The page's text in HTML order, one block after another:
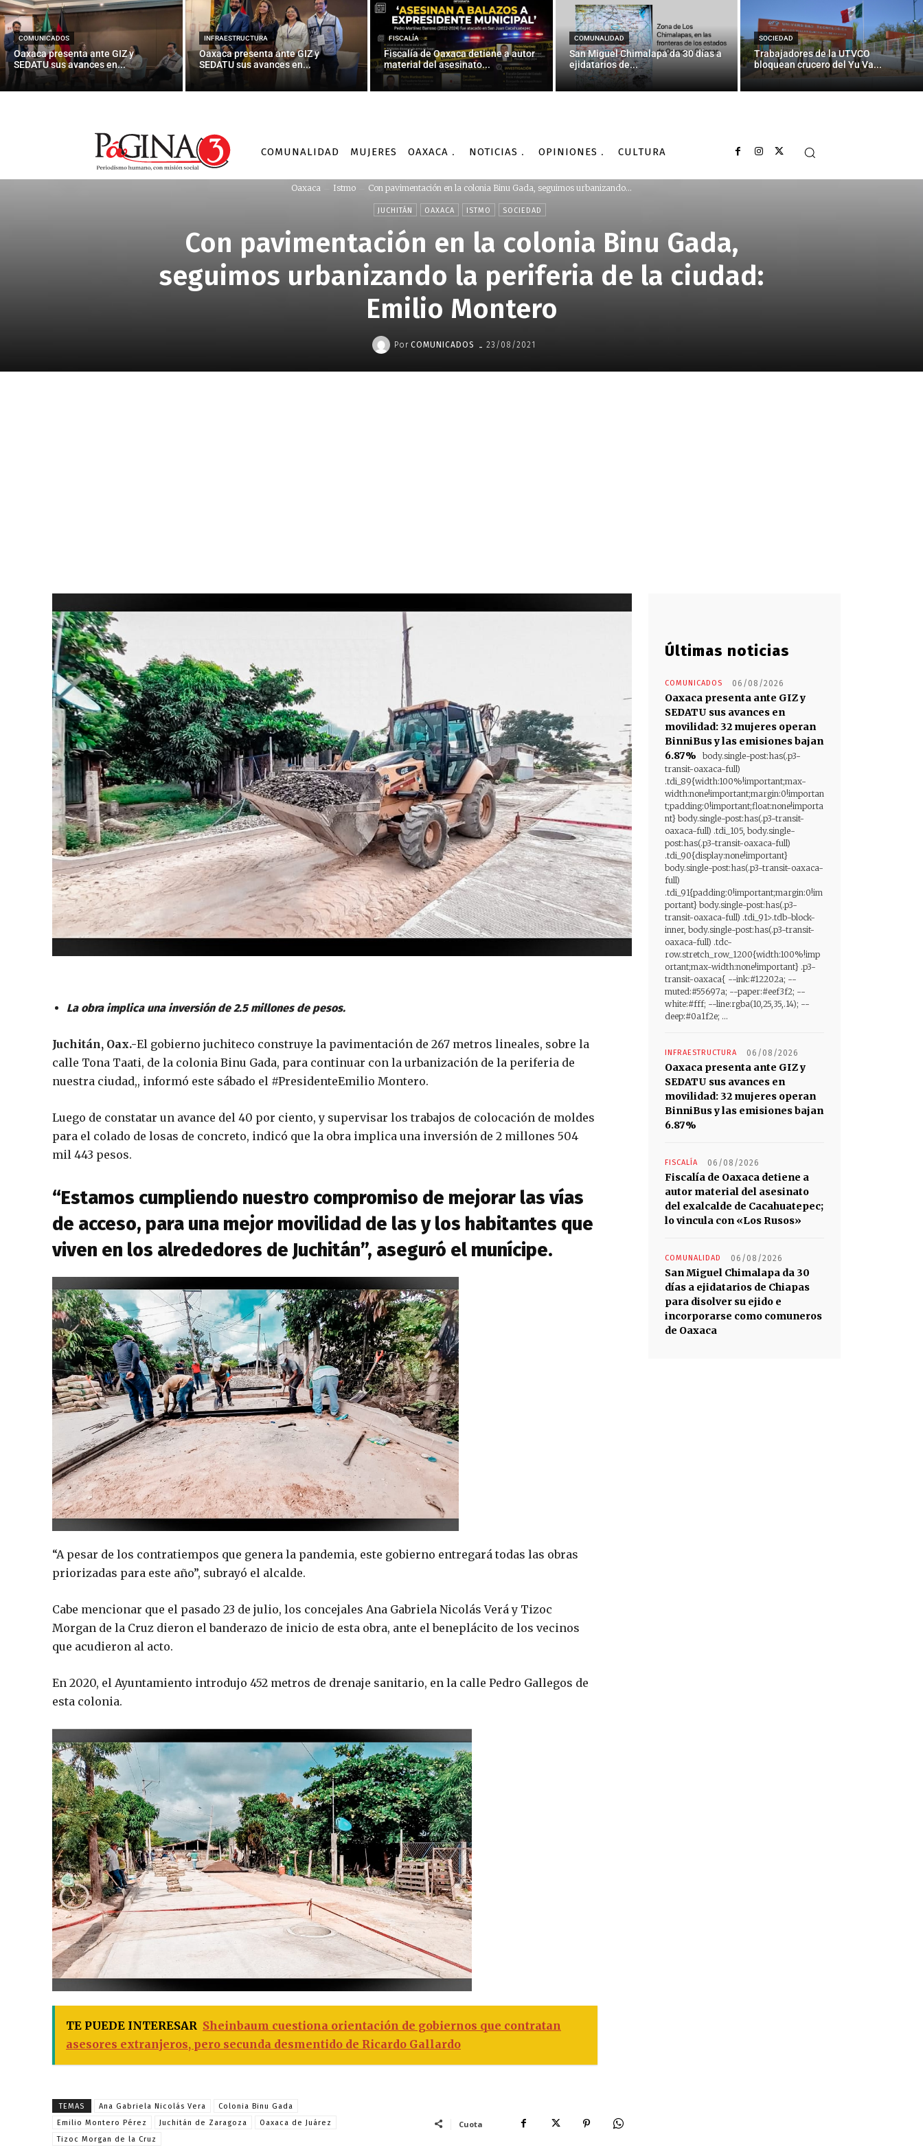
COMUNICADOS
Oaxaca presenta ante GIZ y
SEDATU sus avances en...
INFRAESTRUCTURA
Oaxaca presenta ante GIZ y
SEDATU sus avances en...
FISCALÍA
Fiscalía de Oaxaca detiene a autor
material del asesinato...
COMUNALIDAD
San Miguel Chimalapa da 30 días a
ejidatarios de...
SOCIEDAD
Trabajadores de la UTVCO
bloquean crucero del Yu Va...
COMUNALIDAD MUJERES OAXACA NOTICIAS OPINIONES CULTURA
Oaxaca Istmo Con pavimentación en la colonia Binu Gada, seguimos urbanizando...
JUCHITÁN OAXACA ISTMO SOCIEDAD
Con pavimentación en la colonia Binu Gada,
seguimos urbanizando la periferia de la ciudad:
Emilio Montero
Por COMUNICADOS - 23/08/2021
La obra implica una inversión de 2.5 millones de pesos.
Juchitán, Oax.-El gobierno juchiteco construye la pavimentación de 267 metros lineales, sobre la
calle Tona Taati, de la colonia Binu Gada, para continuar con la urbanización de la periferia de
nuestra ciudad,, informó este sábado el #PresidenteEmilio Montero.
Luego de constatar un avance del 40 por ciento, y supervisar los trabajos de colocación de moldes
para el colado de losas de concreto, indicó que la obra implica una inversión de 2 millones 504
mil 443 pesos.
“Estamos cumpliendo nuestro compromiso de mejorar las vías
de acceso, para una mejor movilidad de las y los habitantes que
viven en los alrededores de Juchitán”, aseguró el munícipe.
“A pesar de los contratiempos que genera la pandemia, este gobierno entregará todas las obras
priorizadas para este año”, subrayó el alcalde.
Cabe mencionar que el pasado 23 de julio, los concejales Ana Gabriela Nicolás Verá y Tizoc
Morgan de la Cruz dieron el banderazo de inicio de esta obra, ante el beneplácito de los vecinos
que acudieron al acto.
En 2020, el Ayuntamiento introdujo 452 metros de drenaje sanitario, en la calle Pedro Gallegos de
esta colonia.
TE PUEDE INTERESAR Sheinbaum cuestiona orientación de gobiernos que contratan
asesores extranjeros, pero secunda desmentido de Ricardo Gallardo
TEMAS Ana Gabriela Nicolás Vera
Colonia Binu Gada
Emilio Montero Pérez
Juchitán de Zaragoza
Oaxaca de Juárez
Tizoc Morgan de la Cruz
Cuota
Últimas noticias
COMUNICADOS 06/08/2026
Oaxaca presenta ante GIZ y
SEDATU sus avances en
movilidad: 32 mujeres operan
BinniBus y las emisiones bajan
6.87%
body.single-post:has(.p3-
transit-oaxaca-full)
.tdi_89{width:100%!important;max-
width:none!important;margin:0!importan
t;padding:0!important;float:none!importa
nt} body.single-post:has(.p3-transit-
oaxaca-full) .tdi_105, body.single-
post:has(.p3-transit-oaxaca-full)
.tdi_90{display:none!important}
body.single-post:has(.p3-transit-oaxaca-
full)
.tdi_91{padding:0!important;margin:0!im
portant} body.single-post:has(.p3-
transit-oaxaca-full) .tdi_91>.tdb-block-
inner, body.single-post:has(.p3-transit-
oaxaca-full) .tdc-
row.stretch_row_1200{width:100%!imp
ortant;max-width:none!important} .p3-
transit-oaxaca{ --ink:#12202a; --
muted:#55697a; --paper:#eef3f2; --
white:#fff; --line:rgba(10,25,35,.14); --
deep:#0a1f2e; ...
INFRAESTRUCTURA 06/08/2026
Oaxaca presenta ante GIZ y
SEDATU sus avances en
movilidad: 32 mujeres operan
BinniBus y las emisiones bajan
6.87%
FISCALÍA 06/08/2026
Fiscalía de Oaxaca detiene a
autor material del asesinato
del exalcalde de Cacahuatepec;
lo vincula con «Los Rusos»
COMUNALIDAD 06/08/2026
San Miguel Chimalapa da 30
días a ejidatarios de Chiapas
para disolver su ejido e
incorporarse como comuneros
de Oaxaca